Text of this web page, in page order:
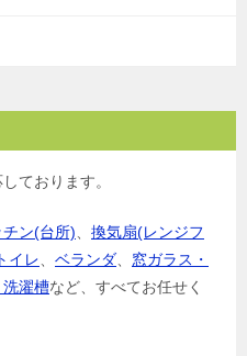
ております。
チン(台所)
換気扇(レンジフ
トイレ ベランダ
窓ガラス・
濯槽など、すべてお任せく